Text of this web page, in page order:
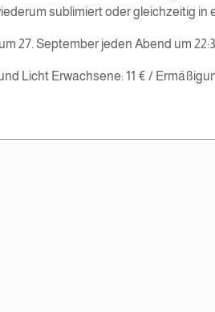
sublimiert oder gleichzeitig in
27. September jeden Abend um
Licht Erwachsene: 11 € /